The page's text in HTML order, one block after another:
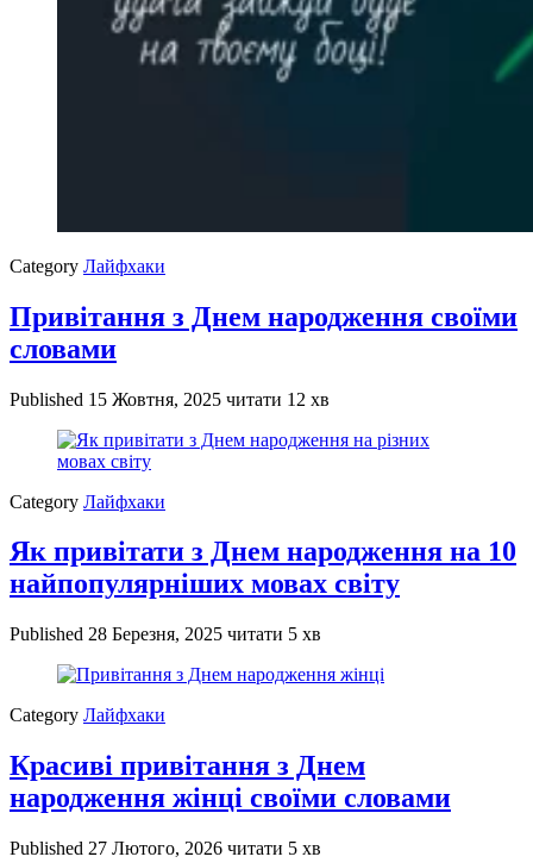
Category Лайфхаки
Привітання з Днем народження своїми
словами
Published 15 Жовтня, 2025 читати 12 хв
Category Лайфхаки
Як привітати з Днем народження на 10
найпопулярніших мовах світу
Published 28 Березня, 2025 читати 5 хв
Category Лайфхаки
Красиві привітання з Днем
народження жінці своїми словами
Published 27 Лютого, 2026 читати 5 хв